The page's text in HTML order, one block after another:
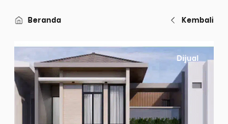
Beranda Kembali
Dijual